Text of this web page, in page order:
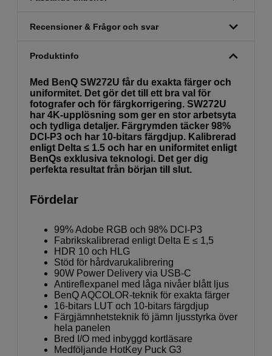
Recensioner & Frågor och svar
Produktinfo
Med BenQ SW272U får du exakta färger och
uniformitet. Det gör det till ett bra val för
fotografer och för färgkorrigering. SW272U
har 4K-upplösning som ger en stor arbetsyta
och tydliga detaljer. Färgrymden täcker 98%
DCI-P3 och har 10-bitars färgdjup. Kalibrerad
enligt Delta ≤ 1.5 och har en uniformitet enligt
BenQs exklusiva teknologi. Det ger dig
perfekta resultat från början till slut.
Fördelar
99% Adobe RGB och 98% DCI-P3
Fabrikskalibrerad enligt Delta E ≤ 1,5
HDR 10 och HLG
Stöd för hårdvarukalibrering
90W Power Delivery via USB-C
Antireflexpanel med låga nivåer blått ljus
BenQ AQCOLOR-teknik för exakta färger
16-bitars LUT och 10-bitars färgdjup
Färgjämnhetsteknik fö jämn ljusstyrka över
hela panelen
Bred I/O med inbyggd kortläsare
Medföljande HotKey Puck G3